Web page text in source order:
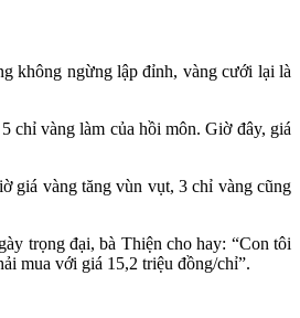
không ngừng lập đỉnh, vàng cưới lại là
chỉ vàng làm của hồi môn. Giờ đây, giá
giá vàng tăng vùn vụt, 3 chỉ vàng cũng
trọng đại, bà Thiện cho hay: “Con tôi
mua với giá 15,2 triệu đồng/chỉ”.